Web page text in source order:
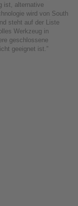
ist, alternative
wird von South
steht auf der Liste
Werkzeug in
geschlossene
geeignet ist.”